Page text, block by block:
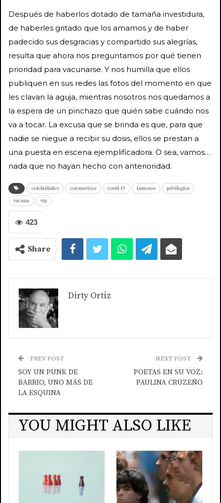
Después de haberlos dotado de tamaña investidura,
de haberles gritado que los amamos y de haber
padecido sus desgracias y compartido sus alegrías,
resulta que ahora nos preguntamos por qué tienen
prioridad para vacunarse. Y nos humilla que ellos
publiquen en sus redes las fotos del momento en que
les clavan la aguja, mientras nosotros nos quedamos a
la espera de un pinchazo que quién sabe cuándo nos
va a tocar. La excusa que se brinda es que, para que
nadie se niegue a recibir su dosis, ellos se prestan a
una puesta en escena ejemplificadora. O sea, vamos…
nada que no hayan hecho con anterioridad.
celebridades coronavirus covid-19 famosos privilegios
vacuna vip
423
Share
Dirty Ortiz
PREV POST
SOY UN PUNK DE
BARRIO, UNO MÁS DE
LA ESQUINA
NEXT POST
POETAS EN SU VOZ:
PAULINA CRUZEÑO
YOU MIGHT ALSO LIKE